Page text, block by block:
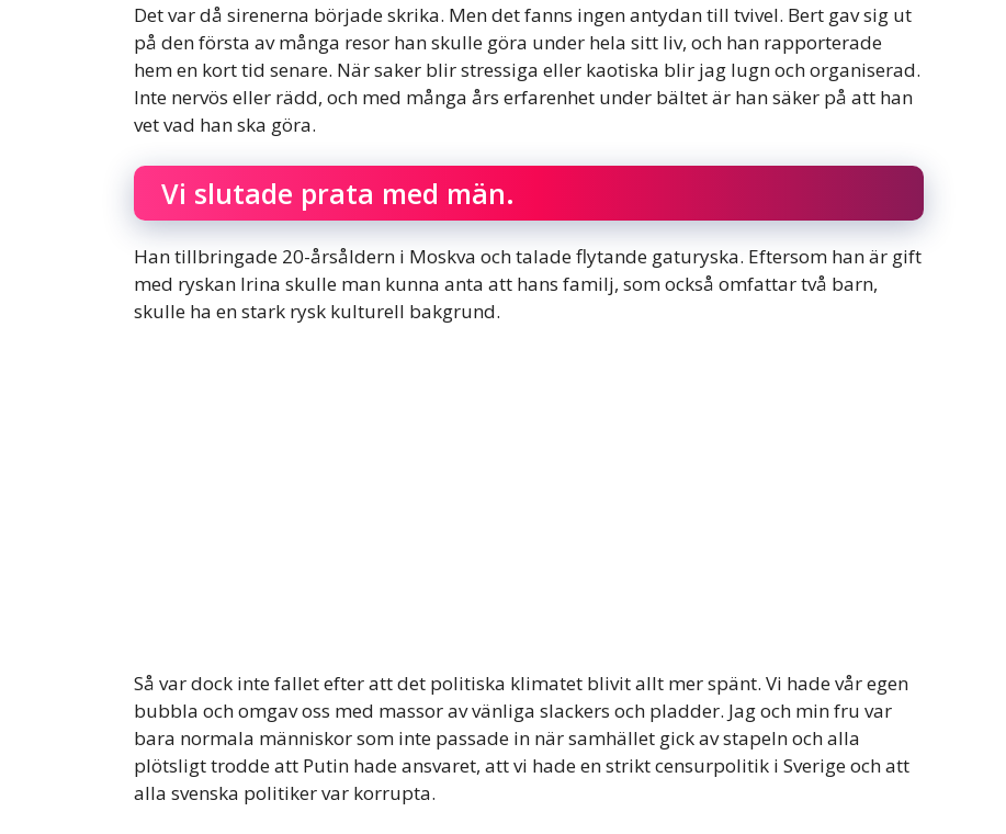
Det var då sirenerna började skrika. Men det fanns ingen antydan till tvivel. Bert gav sig ut
på den första av många resor han skulle göra under hela sitt liv, och han rapporterade
hem en kort tid senare. När saker blir stressiga eller kaotiska blir jag lugn och organiserad.
Inte nervös eller rädd, och med många års erfarenhet under bältet är han säker på att han
vet vad han ska göra.
Vi slutade prata med män.
Han tillbringade 20-årsåldern i Moskva och talade flytande gaturyska. Eftersom han är gift
med ryskan Irina skulle man kunna anta att hans familj, som också omfattar två barn,
skulle ha en stark rysk kulturell bakgrund.
Så var dock inte fallet efter att det politiska klimatet blivit allt mer spänt. Vi hade vår egen
bubbla och omgav oss med massor av vänliga slackers och pladder. Jag och min fru var
bara normala människor som inte passade in när samhället gick av stapeln och alla
plötsligt trodde att Putin hade ansvaret, att vi hade en strikt censurpolitik i Sverige och att
alla svenska politiker var korrupta.